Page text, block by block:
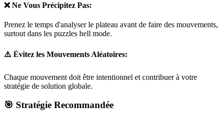
❌ Ne Vous Précipitez Pas:
Prenez le temps d'analyser le plateau avant de faire des mouvements,
surtout dans les puzzles hell mode.
⚠️ Évitez les Mouvements Aléatoires:
Chaque mouvement doit être intentionnel et contribuer à votre
stratégie de solution globale.
🎯 Stratégie Recommandée